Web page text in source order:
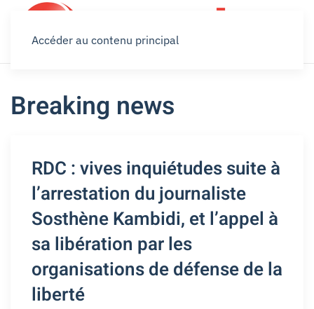
Accéder au contenu principal
Breaking news
RDC : vives inquiétudes suite à
l’arrestation du journaliste
Sosthène Kambidi, et l’appel à
sa libération par les
organisations de défense de la
liberté